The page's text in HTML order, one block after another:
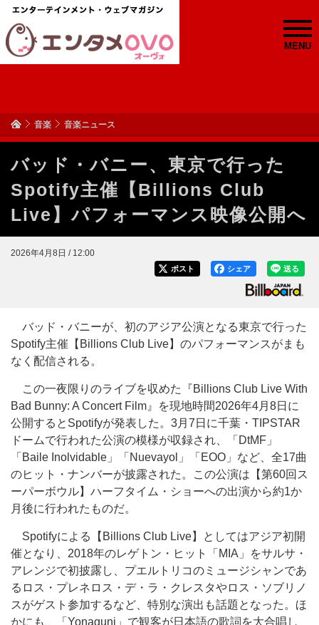
MENU
音楽 音楽ニュース
バッド・バニー、東京で行った
Spotify主催【Billions Club
Live】パフォーマンス映像公開へ
2026年4月8日 / 12:00
送る
シェア
ポスト
バッド・バニーが、初のアジア公演となる東京で行った
Spotify主催 【Billions Club Live】 のパフォーマンスがまも
なく配信される。
この一夜限りのライブを収めた『Billions Club Live With
Bad Bunny: A Concert Film』を現地時間2026年4月8日に
公開するとSpotifyが発表した。3月7日に千葉・TIPSTAR
ドームで行われた公演の模様が収録され、「DtMF」
「Baile Inolvidable」「Nuevayol」「EOO」など、全17曲
のヒット・ナンバーが披露された。この公演は【第60回ス
ーパーボウル】ハーフタイム・ショーへの出演から約1か
月後に行われたものだ。
Spotifyによる 【Billions Club Live】
としてはアジア初開
催となり、2018年のレゲトン・ヒット「MIA」をサルサ・
アレンジで初披露し、プエルトリコのミュージシャンであ
るロス・プレネロス・デ・ラ・クレスタやロス・ソブリノ
スがゲスト参加するなど、特別な演出も話題となった。ほ
かにも、「Yonaguni」で観客が日本語の歌詞を大合唱し